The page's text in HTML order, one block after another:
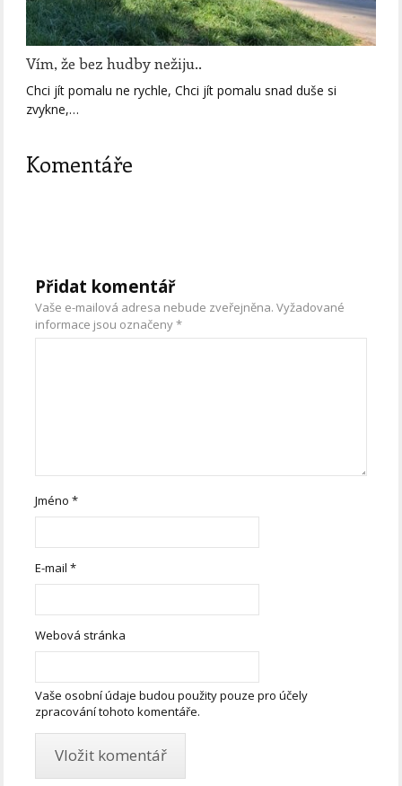
Vím, že bez hudby nežiju..
Chci jít pomalu ne rychle, Chci jít pomalu snad duše si
zvykne,…
Komentáře
Přidat komentář
Vaše e-mailová adresa nebude zveřejněna. Vyžadované
informace jsou označeny*
Jméno*
E-mail*
Webová stránka
Vaše osobní údaje budou použity pouze pro účely
zpracování tohoto komentáře.